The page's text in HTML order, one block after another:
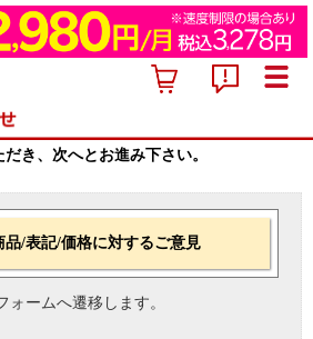
き、次へとお進み下さい。
品/表記/価格に対するご意見
ォームへ遷移します。